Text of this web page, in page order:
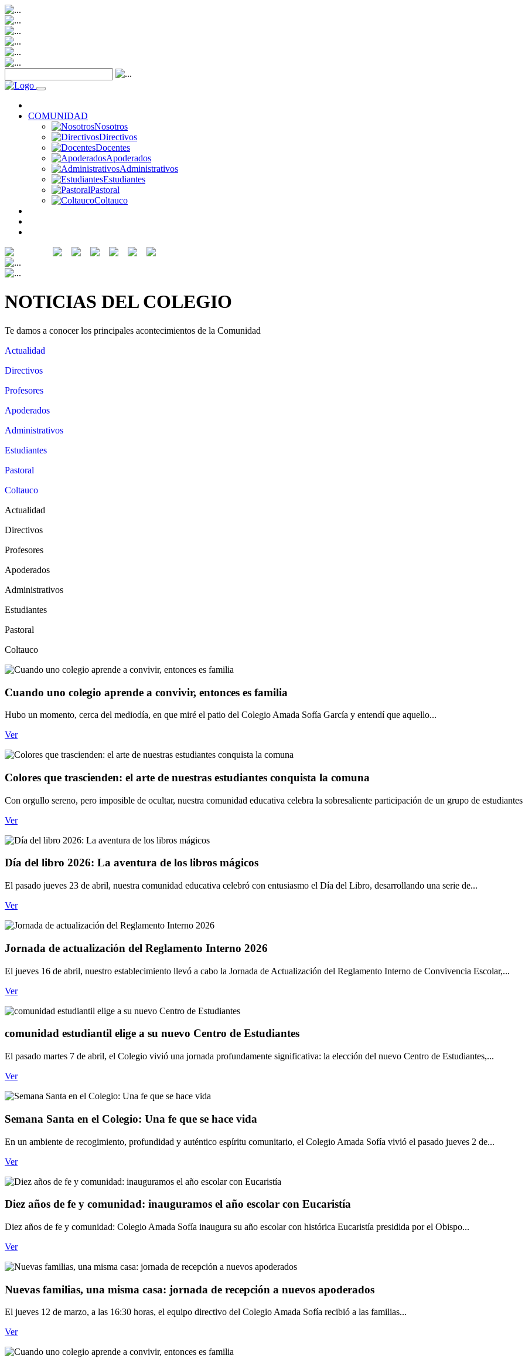
COMUNIDAD
Nosotros
Directivos
Docentes
Apoderados
Administrativos
Estudiantes
Pastoral
Coltauco
NOTICIAS DEL COLEGIO
Te damos a conocer los principales acontecimientos de la Comunidad
Actualidad
Directivos
Profesores
Apoderados
Administrativos
Estudiantes
Pastoral
Coltauco
Actualidad
Directivos
Profesores
Apoderados
Administrativos
Estudiantes
Pastoral
Coltauco
Cuando uno colegio aprende a convivir, entonces es familia
Hubo un momento, cerca del mediodía, en que miré el patio del Colegio Amada Sofía García y entendí que aquello...
Ver
Colores que trascienden: el arte de nuestras estudiantes conquista la comuna
Con orgullo sereno, pero imposible de ocultar, nuestra comunidad educativa celebra la sobresaliente participación de un grupo de estudiantes
Ver
Día del libro 2026: La aventura de los libros mágicos
El pasado jueves 23 de abril, nuestra comunidad educativa celebró con entusiasmo el Día del Libro, desarrollando una serie de...
Ver
Jornada de actualización del Reglamento Interno 2026
El jueves 16 de abril, nuestro establecimiento llevó a cabo la Jornada de Actualización del Reglamento Interno de Convivencia Escolar,...
Ver
comunidad estudiantil elige a su nuevo Centro de Estudiantes
El pasado martes 7 de abril, el Colegio vivió una jornada profundamente significativa: la elección del nuevo Centro de Estudiantes,...
Ver
Semana Santa en el Colegio: Una fe que se hace vida
En un ambiente de recogimiento, profundidad y auténtico espíritu comunitario, el Colegio Amada Sofía vivió el pasado jueves 2 de...
Ver
Diez años de fe y comunidad: inauguramos el año escolar con Eucaristía
Diez años de fe y comunidad: Colegio Amada Sofía inaugura su año escolar con histórica Eucaristía presidida por el Obispo...
Ver
Nuevas familias, una misma casa: jornada de recepción a nuevos apoderados
El jueves 12 de marzo, a las 16:30 horas, el equipo directivo del Colegio Amada Sofía recibió a las familias...
Ver